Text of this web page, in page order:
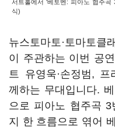
서트홀에서 '베토벤: 피아노 협주곡
식)
뉴스토마토·토마토클
이 주관하는 이번 공
트 유영욱·손정범, 프
께하는 무대입니다.
으로 피아노 협주곡
지 한 흐름으로 엮어